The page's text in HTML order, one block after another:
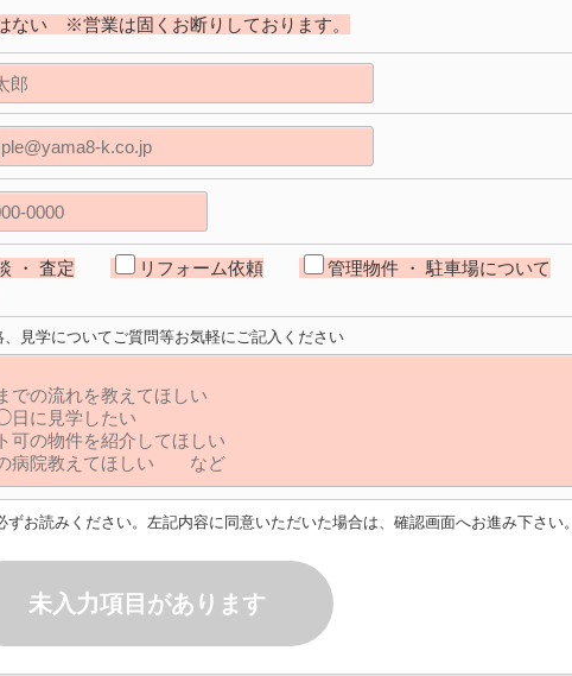
ない ※営業は固くお断りしております。
・ 査定 リフォーム依頼
管理物件 ・ 駐車場について
、見学についてご質問等お気軽にご記入ください
ずお読みください。左記内容に同意いただいた場合は、確認画面へお進み下さい。
未入力項目があります